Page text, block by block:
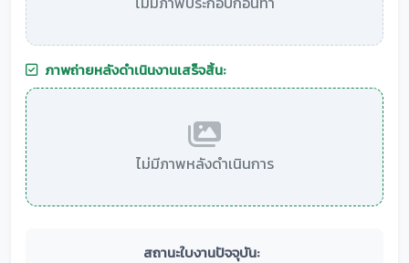
ภาพถ่ายหลังดำเนินงานเสร็จสิ้น:
ไม่มีภาพหลังดำเนินการ
สถานะใบงานปัจจุบัน: